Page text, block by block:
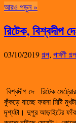
আরও পড়ুন »
রিটেক, বিশ্বদীপ
03/10/2019গল্প, পার্বণী গল্প
বিশ্বদীপ দে রিটেক মেট্রোর
কুঁকড়ে যাচ্ছে ফরসা মিষ্টি
দৃশ্যটা। দুপুর আড়াইটের